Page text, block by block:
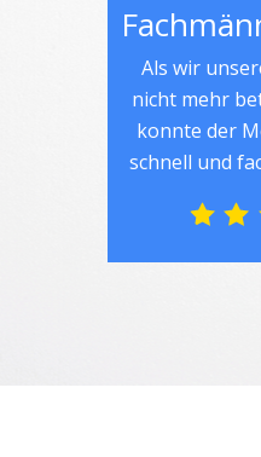
Als wir
nicht mehr
konnte der
schnell und